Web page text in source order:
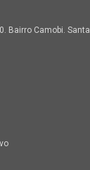
Bairro Camobi. Santa